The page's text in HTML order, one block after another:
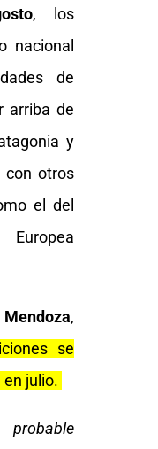
, los
nacional
de
arriba de
y
con otros
el del
Mendoza,
se
julio.